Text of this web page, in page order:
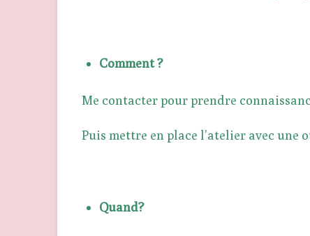
Comment ?
Me contacter pour prendre
Puis mettre en place l’atelier avec une
Quand?